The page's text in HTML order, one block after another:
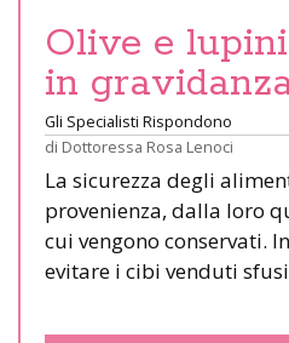
Olive e
in
Gli Specialisti Rispondono
di Dottoressa Rosa Lenoci
La sicurezza degli
provenienza, dalla loro
cui vengono conservati.
evitare i cibi venduti